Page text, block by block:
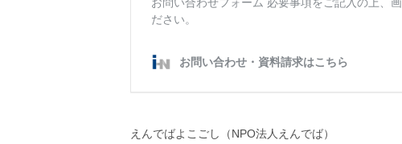
えんでばよこごし（NPO法人えんでば）